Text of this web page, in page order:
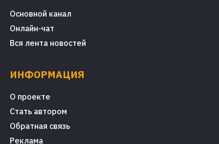
Основной канал
Онлайн-чат
Вся лента новостей
ИНФОРМАЦИЯ
О проекте
Стать автором
Обратная связь
Реклама